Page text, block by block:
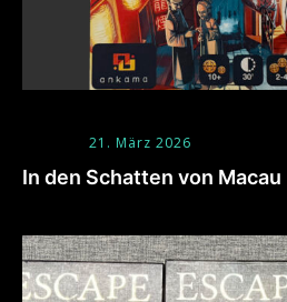
21. März 2026
In den Schatten von Macau